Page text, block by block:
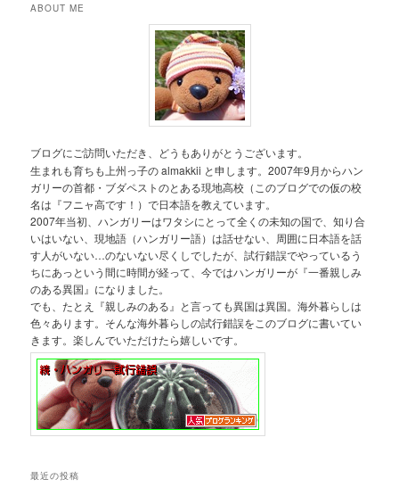
ABOUT ME
ブログにご訪問いただき、どうもありがとうございます。
生まれも育ちも上州っ子の almakkii と申します。2007年9月からハン
ガリーの首都・ブダペストのとある現地高校（このブログでの仮の校
名は『フニャ高です！）で日本語を教えています。
2007年当初、ハンガリーはワタシにとって全くの未知の国で、知り合
いはいない、現地語（ハンガリー語）は話せない、周囲に日本語を話
す人がいない…のないない尽くしでしたが、試行錯誤でやっているう
ちにあっという間に時間が経って、今ではハンガリーが『一番親しみ
のある異国』になりました。
でも、たとえ『親しみのある』と言っても異国は異国。海外暮らしは
色々あります。そんな海外暮らしの試行錯誤をこのブログに書いてい
きます。楽しんでいただけたら嬉しいです。
最近の投稿